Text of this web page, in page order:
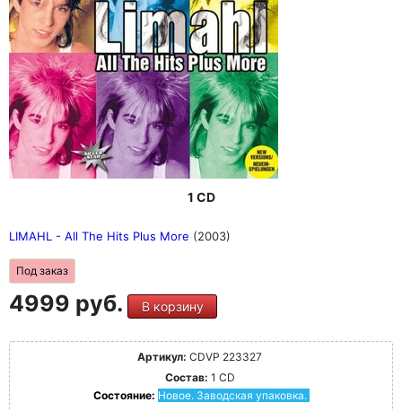
1 CD
LIMAHL - All The Hits Plus More (2003)
Под заказ
4999 руб. В корзину
Артикул: CDVP 223327
Состав: 1 CD
Состояние: Новое. Заводская упаковка.